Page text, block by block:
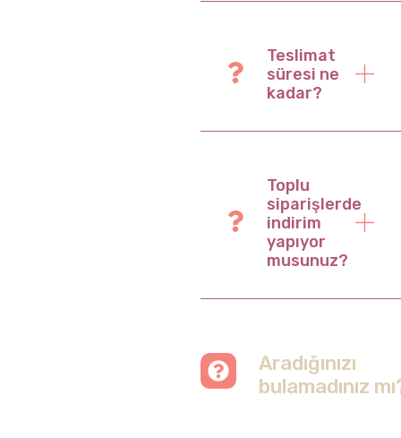
Teslimat
süresi ne
kadar?
Toplu
siparişlerde
indirim
yapıyor
musunuz?
Aradığınızı
bulamadınız